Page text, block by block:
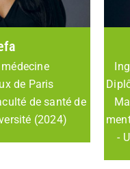
de Paris
de santé de
(2024)
-